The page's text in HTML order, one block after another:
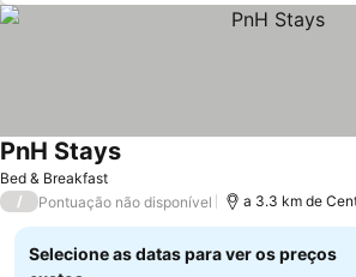
Bed & Breakfast
PnH Stays
/ Pontuação não disponível a 3.3 km de
Selecione as datas para ver os preços